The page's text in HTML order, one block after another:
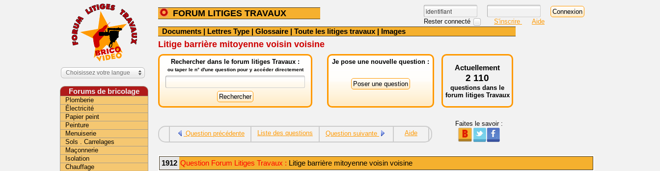
FORUM LITIGES TRAVAUX
Rester connecté S'inscrire Aide
Documents | Lettres Type | Glossaire | Toute les litiges travaux | Images
Litige barrière mitoyenne voisin voisine
Rechercher dans le forum litiges Travaux :
ou taper le n° d'une question pour y accéder directement
Je pose une nouvelle question :
Actuellement
2 110
questions dans le
forum litiges Travaux
Question précédente Liste des questions Question suivante Aide
Faites le savoir :
1912 Question Forum Litiges Travaux : Litige barrière mitoyenne voisin voisine
Choisissez votre langue
Forums de bricolage
Plomberie
Électricité
Papier peint
Peinture
Menuiserie
Sols . Carrelages
Maçonnerie
Isolation
Chauffage